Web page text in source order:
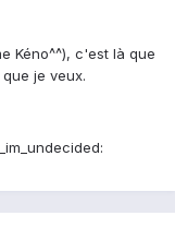
Kéno^^), c'est là que
je veux.